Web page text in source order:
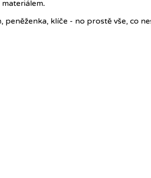
.
klíče - no prostě vše, co